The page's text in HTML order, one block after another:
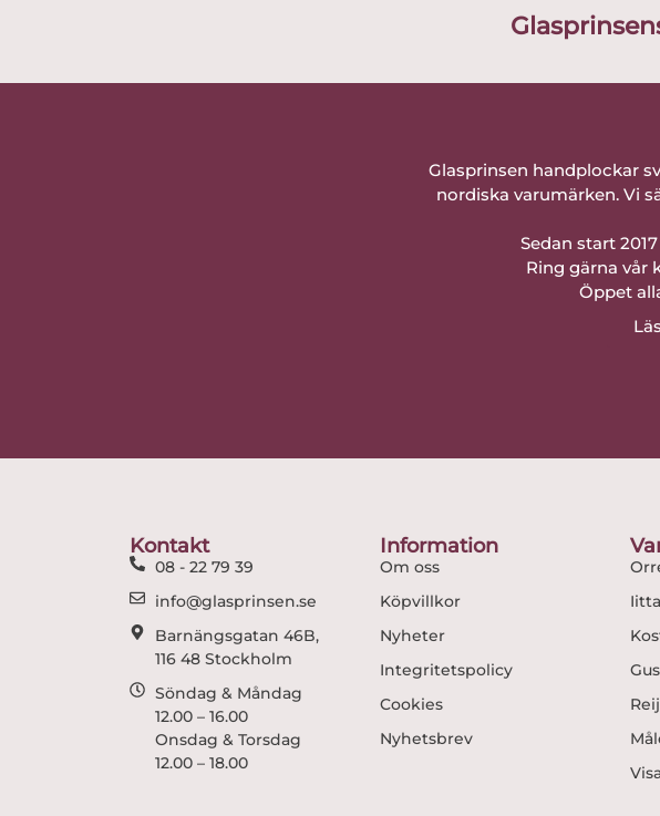
Glasprinsen handplockar
nordiska varumärken. Vi
Sedan start
Ring gärna vår
Öppet
Kontakt
08 - 22 79 39
info@glasprinsen.se
Barnängsgatan 46B,
116 48 Stockholm
Söndag & Måndag
12.00 – 16.00
Onsdag & Torsdag
12.00 – 18.00
Information
Om oss
Köpvillkor
Nyheter
Integritetspolicy
Cookies
Nyhetsbrev